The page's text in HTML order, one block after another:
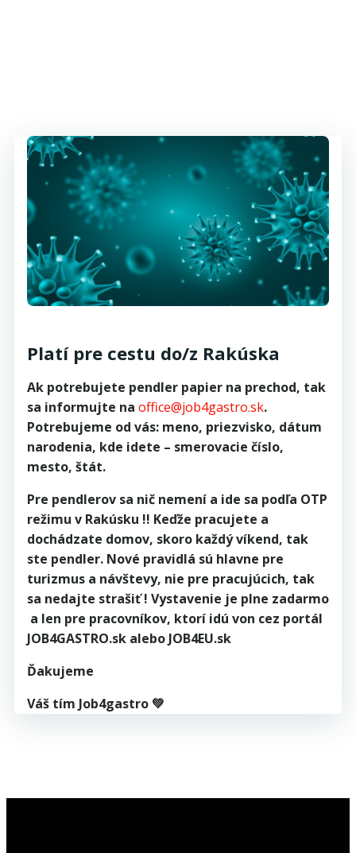
Platí pre cestu do/z Rakúska
Ak potrebujete pendler papier na prechod, tak
sa informujte na office@job4gastro.sk.
Potrebujeme od vás: meno, priezvisko, dátum
narodenia, kde idete – smerovacie číslo,
mesto, štát.
Pre pendlerov sa nič nemení a ide sa podľa OTP
režimu v Rakúsku !! Keďže pracujete a
dochádzate domov, skoro každý víkend, tak
ste pendler. Nové pravidlá sú hlavne pre
turizmus a návštevy, nie pre pracujúcich, tak
sa nedajte strašiť ! Vystavenie je plne zadarmo
a len pre pracovníkov, ktorí idú von cez portál
JOB4GASTRO.sk alebo JOB4EU.sk
Ďakujeme
Váš tím Job4gastro 💚